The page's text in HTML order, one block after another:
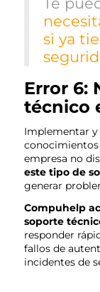
si ya
Error 6:
técnico
Implementar y
conocimientos
empresa no
este tipo de
generar
Compuhelp
soporte
responder
fallos de
incidentes de